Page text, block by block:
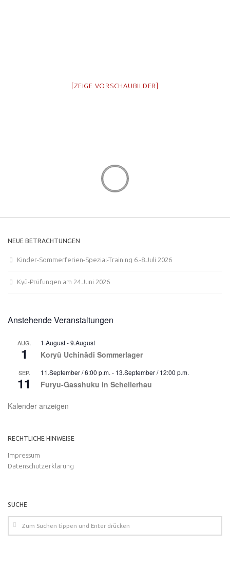
[ZEIGE VORSCHAUBILDER]
NEUE BETRACHTUNGEN
Kinder-Sommerferien-Spezial-Training 6.-8.Juli 2026
Kyû-Prüfungen am 24.Juni 2026
Anstehende Veranstaltungen
AUG.
1
1.August-9.August
Koryû Uchinâdi Sommerlager
SEP.
11
11.September / 6:00 p.m. - 13.September / 12:00 p.m.
Furyu-Gasshuku in Schellerhau
Kalender anzeigen
RECHTLICHE HINWEISE
Impressum
Datenschutzerklärung
SUCHE